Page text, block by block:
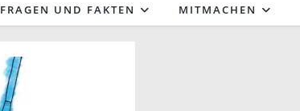
FRAGEN UND FAKTEN MITMACHEN